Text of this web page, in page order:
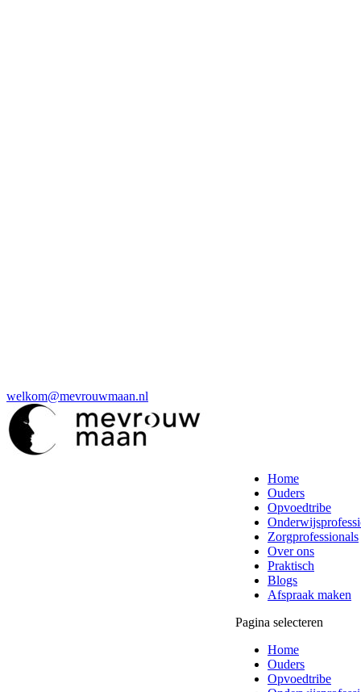
welkom@mevrouwmaan.nl
Home
Ouders
Opvoedtribe
Zorgprofessionals
Over ons
Praktisch
Blogs
Afspraak maken
Pagina selecteren
Home
Ouders
Opvoedtribe